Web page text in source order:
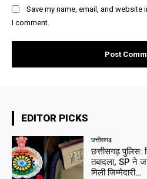
Save my name, email, and
I comment.
EDITOR PICKS
छत्तीसगढ़
छत्तीसगढ़ पुलिस:
तबादला, SP ने
मिली जिम्मेदारी…